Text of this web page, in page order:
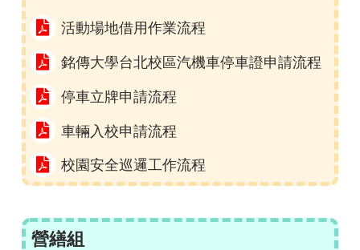
活動場地借用作業流程
銘傳大學台北校區汽機車停車證申請流程
停車立牌申請流程
車輛入校申請流程
校園安全巡邏工作流程
營繕組